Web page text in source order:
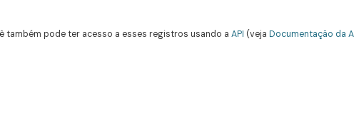
também pode ter acesso a esses registros usando a API (veja Documentação da